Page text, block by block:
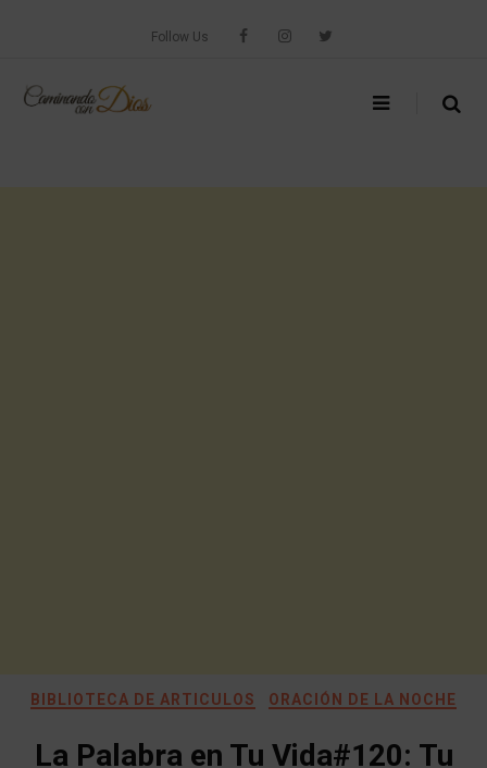
Follow Us
BIBLIOTECA DE ARTICULOS ORACIÓN DE LA NOCHE
La Palabra en Tu Vida#120: Tu